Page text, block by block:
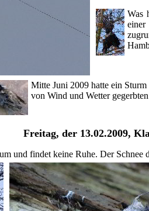
Was
Mitte Juni 2009 hatte ein
von Wind und Wetter
Freitag, der 13.02.2009,
und findet keine Ruhe. Der Schnee